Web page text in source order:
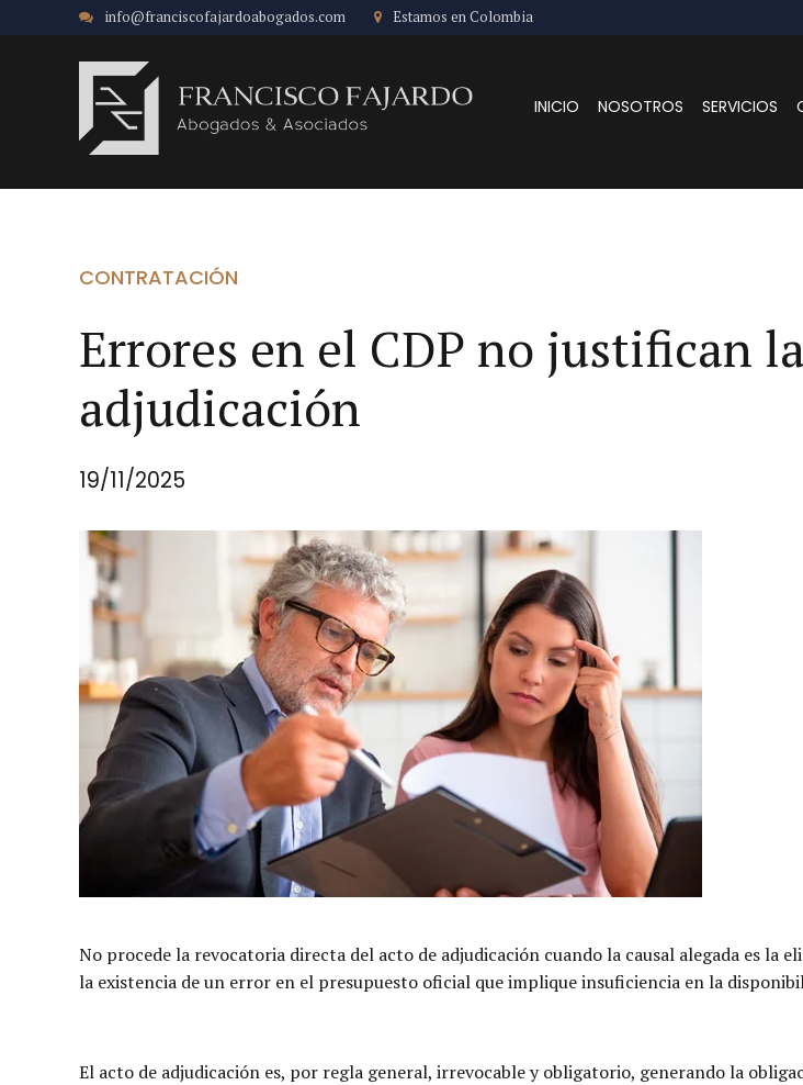
info@franciscofajardoabogados.com Estamos en Colombia
INICIO NOSOTROS SERVICIOS
CONTRATACIÓN
Errores en el CDP no justifican
adjudicación
19/11/2025
No procede la revocatoria directa del acto de adjudicación cuando la causal alegada es
la existencia de un error en el presupuesto oficial que implique insuficiencia en la
El acto de adjudicación es, por regla general, irrevocable y obligatorio, generando la